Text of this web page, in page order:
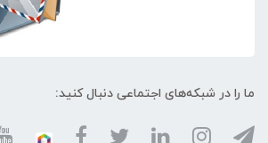
ما را در شبکه‌های اجتماعی دنبال کنید: